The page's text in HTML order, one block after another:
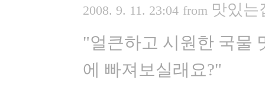
2008. 9. 11. 23:04 from 맛있는
"얼큰하고 시원한 국물
에 빠져보실래요?"